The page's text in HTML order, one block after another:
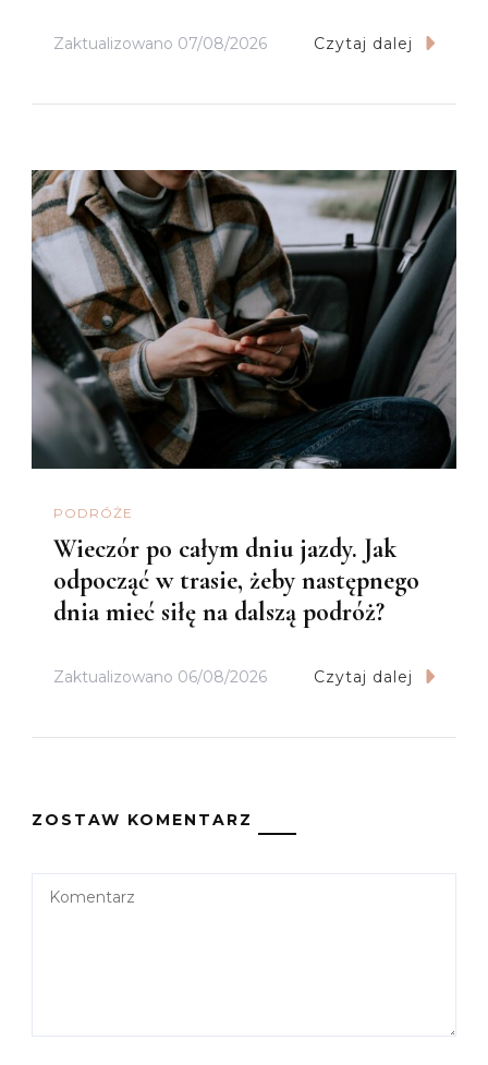
Zaktualizowano 07/08/2026 Czytaj dalej
PODRÓŻE
Wieczór po całym dniu jazdy. Jak
odpocząć w trasie, żeby następnego
dnia mieć siłę na dalszą podróż?
Zaktualizowano 06/08/2026 Czytaj dalej
ZOSTAW KOMENTARZ